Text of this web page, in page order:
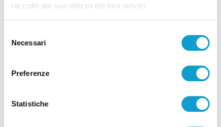
raccolto dal suo utilizzo dei loro servizi.
delNecessari
Preferenze
Statistiche
Blitz antidroga al Montelago Celtic Festival:
12 persone segnalate